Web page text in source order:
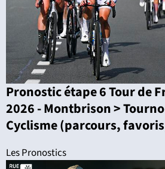
Pronostic étape 6 Tour de
2026 - Montbrison >
Cyclisme (parcours,
Les Pronostics